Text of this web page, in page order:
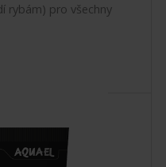
rybám) pro všechny